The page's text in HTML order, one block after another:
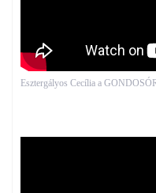
Esztergályos Cecília a